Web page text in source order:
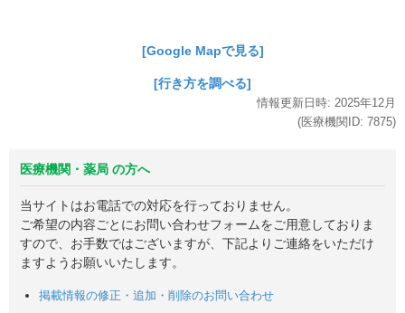
[Google Mapで見る]
[行き方を調べる]
情報更新日時: 2025年12月
(医療機関ID: 7875)
医療機関・薬局 の方へ
当サイトはお電話での対応を行っておりません。
ご希望の内容ごとにお問い合わせフォームをご用意しておりま
すので、お手数ではございますが、下記よりご連絡をいただけ
ますようお願いいたします。
掲載情報の修正・追加・削除のお問い合わせ